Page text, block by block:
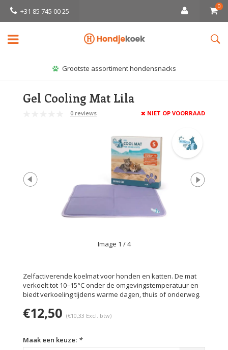
+31 85 745 00 25
0
Grootste assortiment hondensnacks
Gel Cooling Mat Lila
0 reviews NIET OP VOORRAAD
Image 1 / 4
Zelfactiverende koelmat voor honden en katten. De mat
verkoelt tot 10–15°C onder de omgevingstemperatuur en
biedt verkoeling tijdens warme dagen, thuis of onderweg.
€12,50 (€10,33 Excl. btw)
Maak een keuze: *